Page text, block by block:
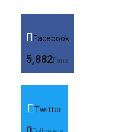
Facebook
5,882Fans
Twitter